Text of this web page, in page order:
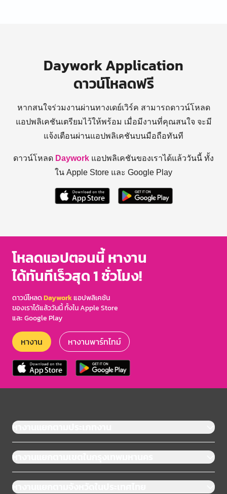
Daywork Application
ดาวน์โหลดฟรี
หากสนใจร่วมงานผ่านทางเดย์เวิร์ค สามารถดาวน์โหลด
แอปพลิเคชันเตรียมไว้ให้พร้อม เมื่อมีงานที่คุณสนใจ จะมี
แจ้งเตือนผ่านแอปพลิเคชันบนมือถือทันที
ดาวน์โหลด Daywork แอปพลิเคชันของเราได้แล้ววันนี้ ทั้ง
ใน Apple Store และ Google Play
โหลดแอปตอนนี้ หางาน
ได้ทันทีเร็วสุด 1 ชั่วโมง!
ดาวน์โหลดDayworkแอปพลิเคชัน
ของเราได้แล้ววันนี้ ทั้งใน Apple Store
และ Google Play
หางาน หางานพาร์ทไทม์
หางานแยกตามประเภทงาน
หางานแยกตามเขตในกรุงเทพมหานคร
หางานแยกตามจังหวัดในประเทศไทย